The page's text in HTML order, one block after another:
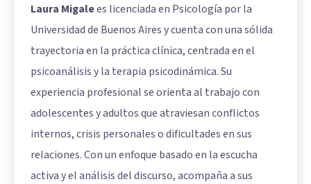
Laura Migalees licenciada en Psicología por la
Universidad de Buenos Aires y cuenta con una sólida
trayectoria en la práctica clínica, centrada en el
psicoanálisis y la terapia psicodinámica. Su
experiencia profesional se orienta al trabajo con
adolescentes y adultos que atraviesan conflictos
internos, crisis personales o dificultades en sus
relaciones. Con un enfoque basado en la escucha
activa y el análisis del discurso, acompaña a sus